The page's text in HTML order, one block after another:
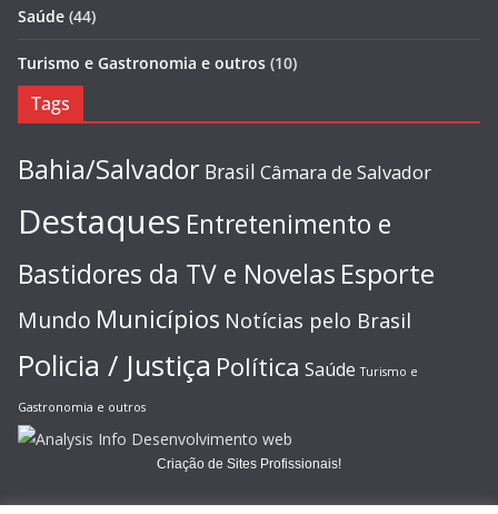
Saúde (44)
Turismo e Gastronomia e outros (10)
Tags
Bahia/Salvador Brasil Câmara de Salvador
Destaques Entretenimento e
Bastidores da TV e Novelas Esporte
Mundo Municípios Notícias pelo Brasil
Policia / Justiça Política Saúde Turismo e
Gastronomia e outros
Criação de Sites Profissionais!